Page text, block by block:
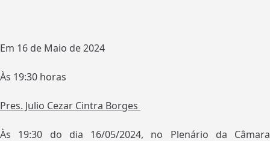
Em 16 de Maio de 2024
Às 19:30 horas
Pres. Julio Cezar Cintra Borges
Às 19:30 do dia 16/05/2024, no Plenário da Câmara